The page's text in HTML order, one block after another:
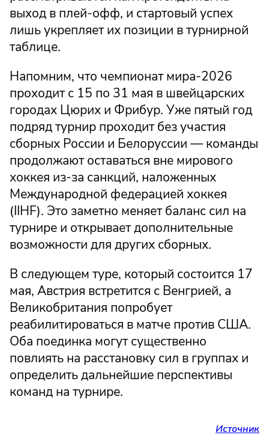
выход в плей-офф, и стартовый успех
лишь укрепляет их позиции в турнирной
таблице.
Напомним, что чемпионат мира-2026
проходит с 15 по 31 мая в швейцарских
городах Цюрих и Фрибур. Уже пятый год
подряд турнир проходит без участия
сборных России и Белоруссии — команды
продолжают оставаться вне мирового
хоккея из-за санкций, наложенных
Международной федерацией хоккея
(IIHF). Это заметно меняет баланс сил на
турнире и открывает дополнительные
возможности для других сборных.
В следующем туре, который состоится 17
мая, Австрия встретится с Венгрией, а
Великобритания попробует
реабилитироваться в матче против США.
Оба поединка могут существенно
повлиять на расстановку сил в группах и
определить дальнейшие перспективы
команд на турнире.
Источник